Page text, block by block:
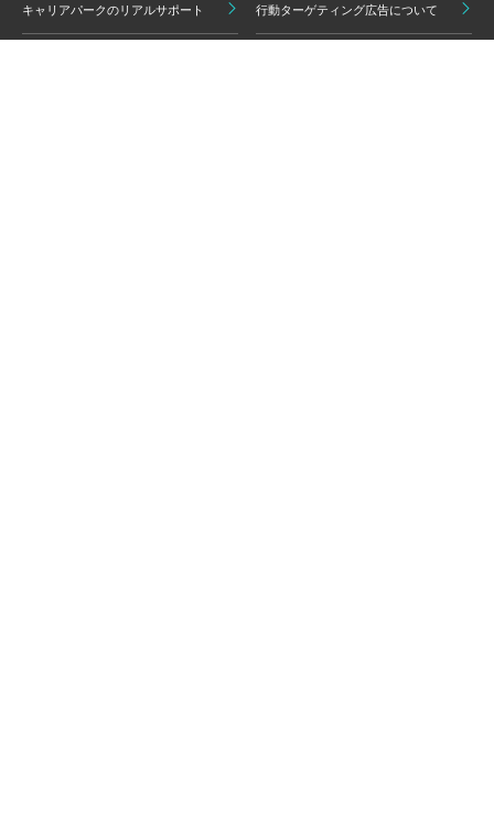
キャリアパークのリアルサポート 行動ターゲティング広告について